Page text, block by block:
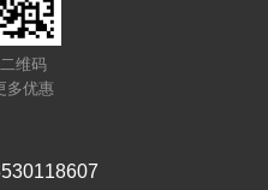
维码
多优惠